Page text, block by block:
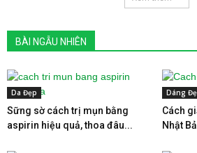
BÀI NGẪU NHIÊN
Da Đẹp
Sững sờ cách trị mụn bằng
aspirin hiệu quả, thoa đâu...
Dáng
Cách
Nhật